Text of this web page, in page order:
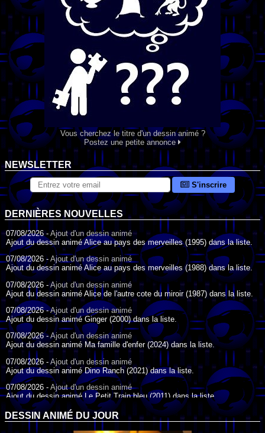
Vous cherchez le titre d'un dessin animé ?
Postez une petite annonce
NEWSLETTER
S'inscrire
DERNIÈRES NOUVELLES
07/08/2026 -Ajout d'un dessin animé
Ajout du dessin animé Alice au pays des merveilles (1995) dans la liste.
07/08/2026 - Ajout d'un dessin animé
Ajout du dessin animé Alice au pays des merveilles (1988) dans la liste.
07/08/2026 -Ajout d'un dessin animé
Ajout du dessin animé Alice de l'autre cote du miroir (1987) dans la liste.
07/08/2026 -Ajout d'un dessin animé
Ajout du dessin animé Ginger (2000) dans la liste.
07/08/2026 -Ajout d'un dessin animé
Ajout du dessin animé Ma famille d'enfer (2024) dans la liste.
07/08/2026 - Ajout d'un dessin animé
Ajout du dessin animé Dino Ranch (2021) dans la liste.
07/08/2026 - Ajout d'un dessin animé
Ajout du dessin animé Le Petit Train bleu (2011) dans la liste.
07/08/2026 -Ajout d'un dessin animé
Ajout du dessin animé Agent Spécial Oso (2009) dans la liste.
DESSIN ANIMÉ DU JOUR